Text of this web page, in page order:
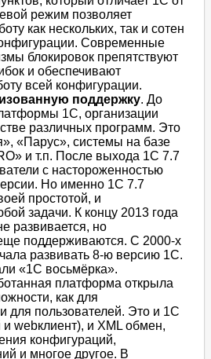
режим позволяет
как нескольких, так и сотен
Современные
блокировок препятствуют
и обеспечивают
всей конфигурации.
поддержку. До
1С, организации
различных программ. Это
«Парус», системы на базе
и т.п. После выхода 1С 7.7
с настороженностью
Но именно 1С 7.7
простотой, и
задачи. К концу 2013 года
развивается, но
поддерживаются. С 2000-х
развивать 8-ю версию 1С.
«1С восьмёрка».
платформа открыла
как для
для пользователей. Это и 1С
и webклиент), и XML обмен,
конфигураций,
и многое другое. В